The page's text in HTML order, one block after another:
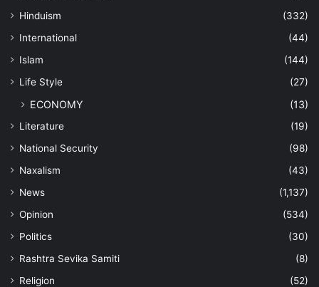
Hinduism
(332)
International
(44)
Islam
(144)
Life Style
(27)
ECONOMY (13)
Literature
(19)
National Security
(98)
Naxalism
(43)
News
(1,137)
Opinion
(534)
Politics
(30)
Rashtra Sevika Samiti
(8)
Religion
(52)